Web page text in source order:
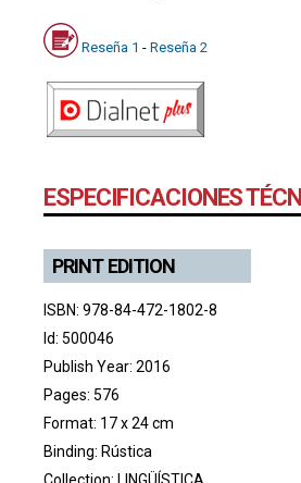
Reseña 1 - Reseña 2
ESPECIFICACIONES
PRINT EDITION
ISBN: 978-84-472-1802-8
Id: 500046
Publish Year: 2016
Pages: 576
Format: 17 x 24 cm
Binding: Rústica
Collection: LINGÜÍSTICA